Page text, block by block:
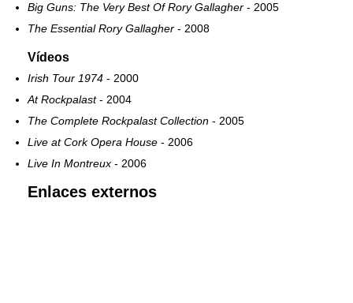
Big Guns: The Very Best Of Rory Gallagher - 2005
The Essential Rory Gallagher - 2008
Vídeos
Irish Tour 1974 - 2000
At Rockpalast- 2004
The Complete Rockpalast Collection - 2005
Live at Cork Opera House - 2006
Live In Montreux - 2006
Enlaces externos